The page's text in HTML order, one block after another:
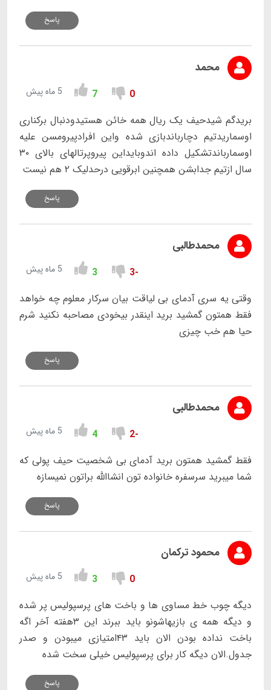
پاسخ
محمد
0
7 5 ماه پیش
بریدگم شیدحیف یک ریال همه خائن هستیدودنبال برکناری
اوسماریدتیم دچارباندبازی شده واین افرادپیرومسن علیه
اوسمارباندتشکیل داده اندوبایداین پیروپرتالهای بالای ۳۰
سال ازتیم جدابشن همچنین ابرقویی درحدلیک ۲ هم نیست
پاسخ
محمدطالبی
-3
3 5 ماه پیش
وقتی یه سری آدمای بی لیاقت بیان سرکار معلوم چه خواهد
فقط همتون گمشید برید اینقدر بیخودی مصاحبه نکنید شرم
حیا هم خب چیزی
پاسخ
محمدطالبی
-2
4 5 ماه پیش
فقط گمشید همتون برید آدمای بی شخصیت حیف پولی که
شما میبرید سرسفره خانواده تون انشاالله براتون نمیسازه
پاسخ
محمود ترکمان
0
3 5 ماه پیش
دیگه چوب خط مساوی ها و باخت های پرسپولیس پر شده
و دیگه همه ی بازیهاشونو باید ببرند این ۳هفته آخر اگه
باخت نداده بودن الان باید ۴۳امتیازی میبودن و صدر
جدول.الان دیگه کار برای پرسپولیس خیلی سخت شده
پاسخ